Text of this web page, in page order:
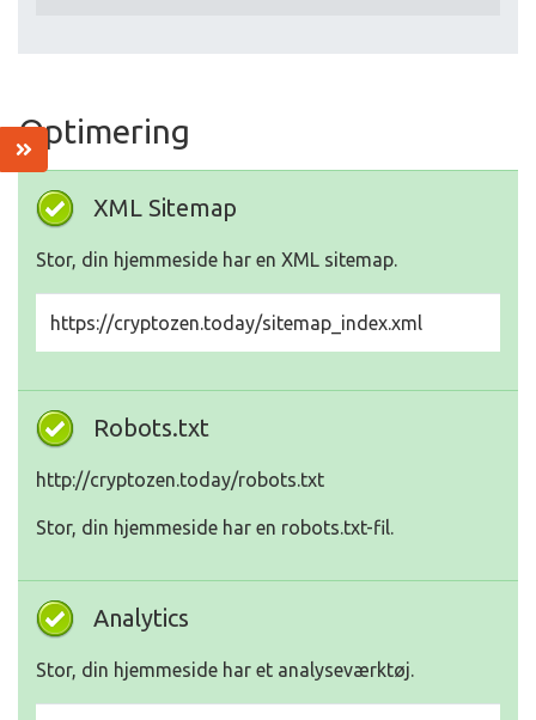
Optimering
XML Sitemap
Stor, din hjemmeside har en XML sitemap.
https://cryptozen.today/sitemap_index.xml
Robots.txt
http://cryptozen.today/robots.txt
Stor, din hjemmeside har en robots.txt-fil.
Analytics
Stor, din hjemmeside har et analyseværktøj.